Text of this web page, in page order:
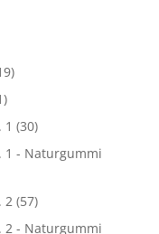
1 (30)
1 - Naturgummi
2 (57)
2 - Naturgummi